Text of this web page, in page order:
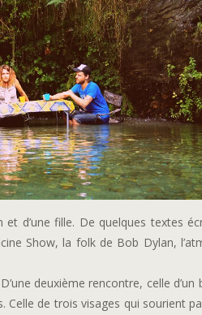
et d’une fille. De quelques textes
Show, la folk de Bob Dylan,
deuxième rencontre, celle
de trois visages qui sourient